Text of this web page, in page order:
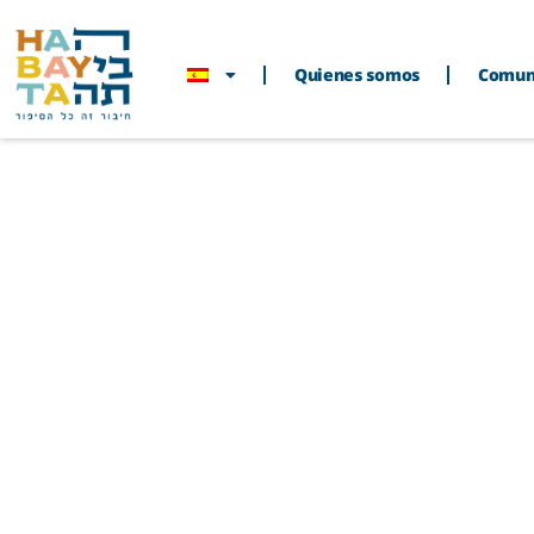
Quienes somos